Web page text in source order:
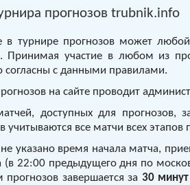
прогнозов trubnik.info
в турнире прогнозов может
. Принимая участие в любом из
согласны с данными правилами.
на сайте проводит
доступных для прогнозов,
учитываются все матчи всех этапов
не указано время начала матча,
(в 22:00 предыдущего дня по
завершается за 30 минут